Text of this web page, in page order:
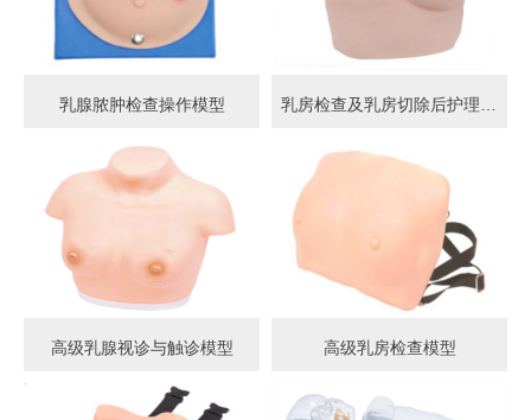
乳腺脓肿检查操作模型
高级乳腺视诊与触诊模型 高级乳房检查模型